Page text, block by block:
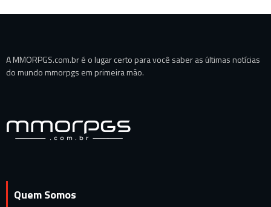
A MMORPGS.com.br é o lugar certo para você saber as últimas notícias
do mundo mmorpgs em primeira mão.
Quem Somos